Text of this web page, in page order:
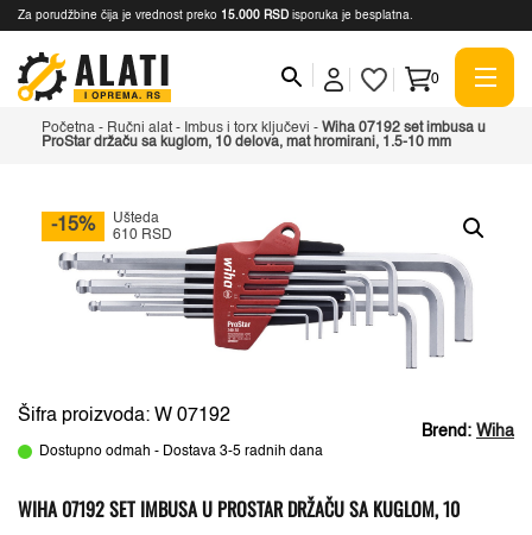
Za porudžbine čija je vrednost preko 15.000 RSD isporuka je besplatna.
0
Početna - Ručni alat - Imbus i torx ključevi - Wiha 07192 set imbusa u
ProStar držaču sa kuglom, 10 delova, mat hromirani, 1.5-10 mm
-15%
Ušteda
610 RSD
Brend: Wiha
Šifra proizvoda: W 07192
Dostupno odmah - Dostava 3-5 radnih dana
WIHA 07192 SET IMBUSA U PROSTAR DRŽAČU SA KUGLOM, 10